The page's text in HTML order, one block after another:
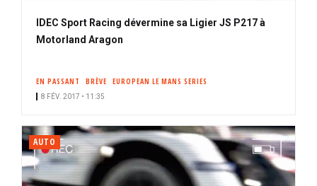
IDEC Sport Racing dévermine sa Ligier JS P217 à
Motorland Aragon
EN PASSANT BRÈVE EUROPEAN LE MANS SERIES
8 FÉV. 2017 • 11:35
AUTO